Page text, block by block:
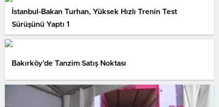
İstanbul-Bakan Turhan, Yüksek Hızlı Trenin Test
Sürüşünü Yaptı 1
Bakırköy’de Tanzim Satış Noktası